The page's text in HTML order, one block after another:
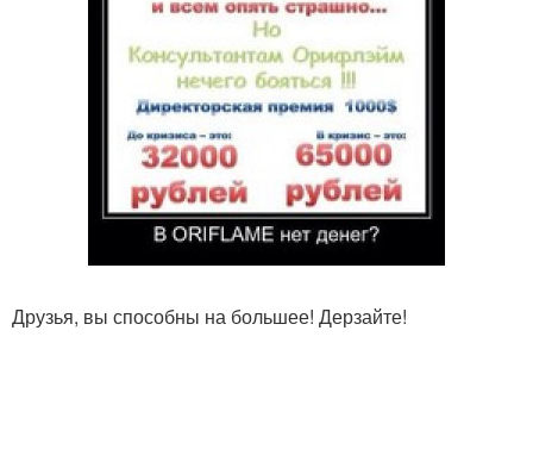
Друзья, вы способны на большее! Дерзайте!